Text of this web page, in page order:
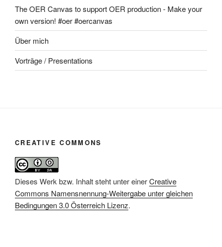
The OER Canvas to support OER production - Make your
own version! #oer #oercanvas
Über mich
Vorträge / Presentations
CREATIVE COMMONS
Dieses Werk bzw. Inhalt steht unter einerCreative
Commons Namensnennung-Weitergabe unter gleichen
Bedingungen 3.0 Österreich Lizenz.